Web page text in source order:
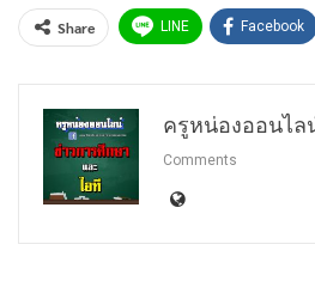
Share LINE Facebook
ครูหน่องออนไล
Comments